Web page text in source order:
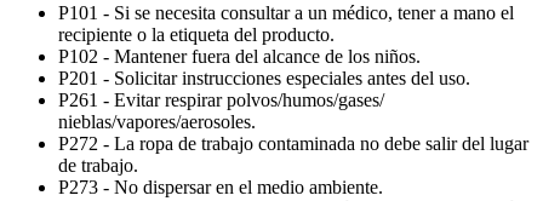
P101 - Si se necesita consultar a un médico, tener a mano el
recipiente o la etiqueta del producto.
P102 - Mantener fuera del alcance de los niños.
P201 - Solicitar instrucciones especiales antes del uso.
P261 - Evitar respirar polvos/humos/gases/
nieblas/vapores/aerosoles.
P272 - La ropa de trabajo contaminada no debe salir del lugar
de trabajo.
P273 - No dispersar en el medio ambiente.